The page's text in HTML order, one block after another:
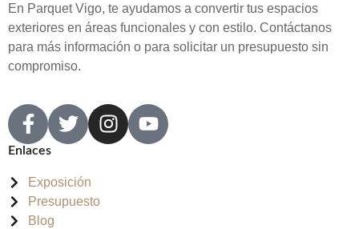
En Parquet Vigo, te ayudamos a convertir tus espacios
exteriores en áreas funcionales y con estilo. Contáctanos
para más información o para solicitar un presupuesto sin
compromiso.
Enlaces
Exposición
Presupuesto
Blog